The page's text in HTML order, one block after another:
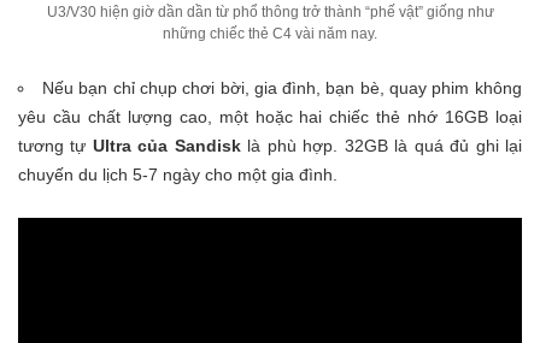
U3/V30 hiện giờ dần dần từ phổ thông trở thành “phế vật” giống như
những chiếc thẻ C4 vài năm nay.
Nếu bạn chỉ chụp chơi bời, gia đình, bạn bè, quay phim không
yêu cầu chất lượng cao, một hoặc hai chiếc thẻ nhớ 16GB loại
tương tự Ultra của Sandisklà phù hợp. 32GB là quá đủ ghi lại
chuyến du lịch 5-7 ngày cho một gia đình.